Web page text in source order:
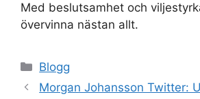
Med beslutsamhet och
övervinna nästan allt.
Kategorier
Blogg
Morgan Johansson Twitter: